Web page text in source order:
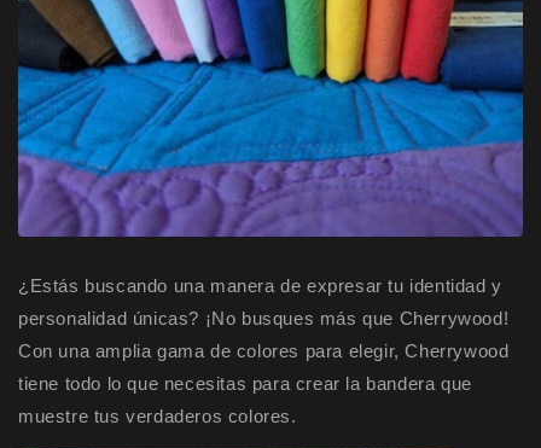
¿Estás buscando una manera de expresar tu identidad y
personalidad únicas? ¡No busques más que Cherrywood!
Con una amplia gama de colores para elegir, Cherrywood
tiene todo lo que necesitas para crear la bandera que
muestre tus verdaderos colores.